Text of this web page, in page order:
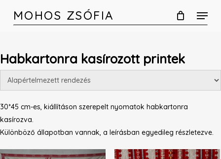
MOHOS ZSÓFIA
Habkartonra kasírozott printek
30*45 cm-es, kiállításon szerepelt nyomatok habkartonra
kasírozva.
Különböző állapotban vannak, a leírásban egyedileg részletezve.